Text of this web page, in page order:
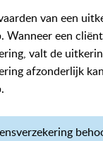
van een
Wanneer een
valt de
afzonderlijk